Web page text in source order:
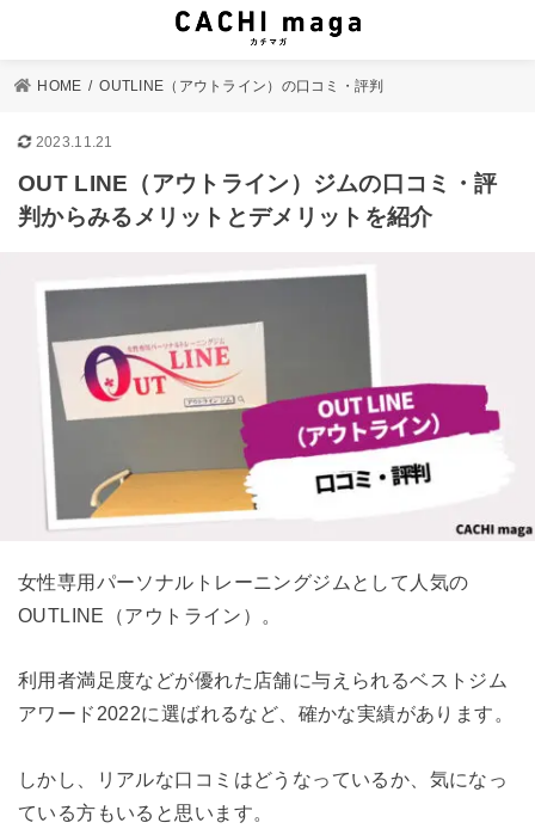
HOME OUTLINE（アウトライン）の口コミ・評判
2023.11.21
OUT LINE（アウトライン）ジムの口コミ・評
判からみるメリットとデメリットを紹介
女性専用パーソナルトレーニングジムとして人気の
OUTLINE（アウトライン）。
利用者満足度などが優れた店舗に与えられるベストジム
アワード2022に選ばれるなど、確かな実績があります。
しかし、リアルな口コミはどうなっているか、気になっ
ている方もいると思います。